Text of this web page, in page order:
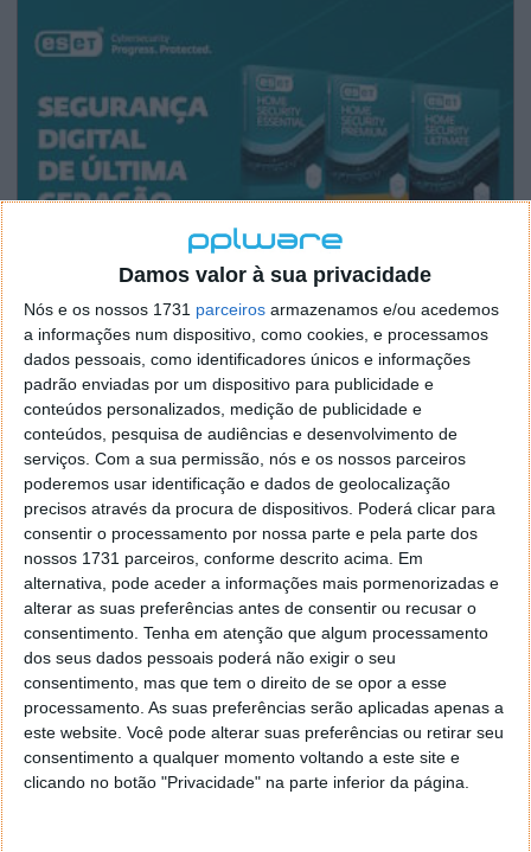
Damos valor à sua privacidade
Nós e os nossos 1731 parceiros armazenamos e/ou acedemos
a informações num dispositivo, como cookies, e processamos
dados pessoais, como identificadores únicos e informações
padrão enviadas por um dispositivo para publicidade e
conteúdos personalizados, medição de publicidade e
conteúdos, pesquisa de audiências e desenvolvimento de
serviços. Com a sua permissão, nós e os nossos parceiros
poderemos usar identificação e dados de geolocalização
precisos através da procura de dispositivos. Poderá clicar para
consentir o processamento por nossa parte e pela parte dos
nossos 1731 parceiros, conforme descrito acima. Em
alternativa, pode aceder a informações mais pormenorizadas e
alterar as suas preferências antes de consentir ou recusar o
consentimento. Tenha em atenção que algum processamento
dos seus dados pessoais poderá não exigir o seu
consentimento, mas que tem o direito de se opor a esse
processamento. As suas preferências serão aplicadas apenas a
este website. Você pode alterar suas preferências ou retirar seu
consentimento a qualquer momento voltando a este site e
clicando no botão "Privacidade" na parte inferior da página.